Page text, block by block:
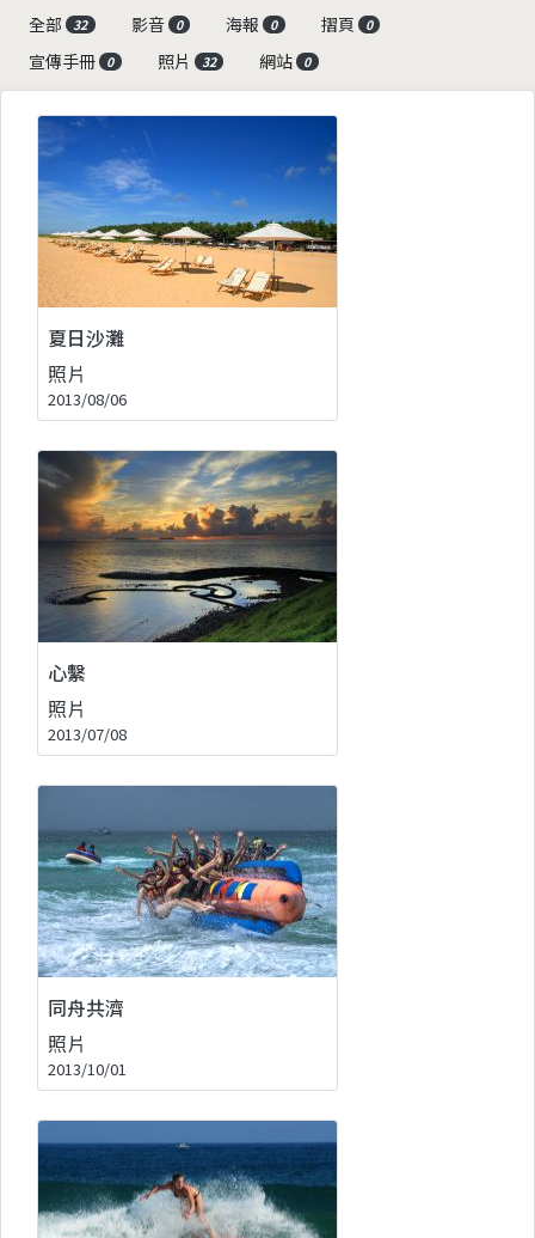
全部
32 影音 0 海報 0 摺頁 0
宣傳手冊 0 照片 32 網站 0
夏日沙灘
照片
2013/08/06
心繫
照片
2013/07/08
同舟共濟
照片
2013/10/01